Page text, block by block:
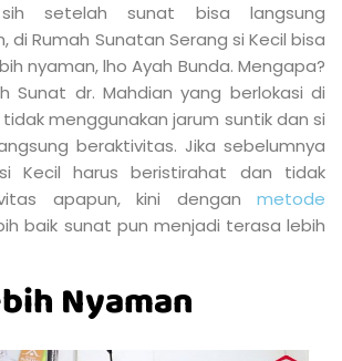
setelah sunat bisa langsung
di Rumah Sunatan Serang si Kecil bisa
nyaman, lho Ayah Bunda. Mengapa?
Sunat dr. Mahdian yang berlokasi di
menggunakan jarum suntik dan si
beraktivitas. Jika sebelumnya
Kecil harus beristirahat dan tidak
apapun, kini dengan metode
baik sunat pun menjadi terasa lebih
Nyaman